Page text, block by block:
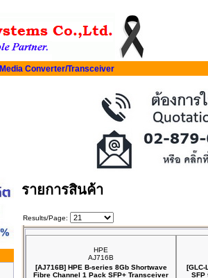
Media Converter/Transceiver
รายการสินค้า
Results/Page:
HPE
AJ716B
[AJ716B] HPE B‑series 8Gb Shortwave
Fibre Channel 1 Pack SFP+ Transceiver
[GLC-
SFP